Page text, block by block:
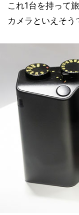
これ1台を持って
カメラといえそう